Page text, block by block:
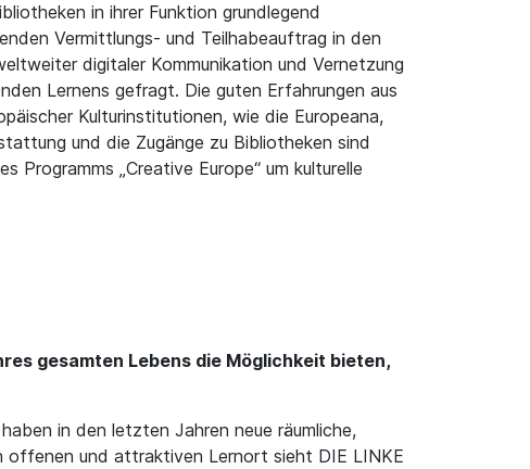
in ihrer Funktion grundlegend
Vermittlungs- und Teilhabeauftrag in den
digitaler Kommunikation und Vernetzung
Lernens gefragt. Die guten Erfahrungen aus
Kulturinstitutionen, wie die Europeana,
und die Zugänge zu Bibliotheken sind
„Creative Europe“ um kulturelle
gesamten Lebens die Möglichkeit bieten,
in den letzten Jahren neue räumliche,
offenen und attraktiven Lernort sieht DIE LINKE